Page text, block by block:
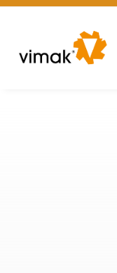
./macchine.php